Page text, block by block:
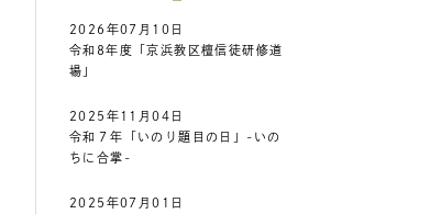
2026年07月10日
令和8年度「京浜教区檀信徒研修道
場」
2025年11月04日
令和７年「いのり題目の日」-いの
ちに合掌-
2025年07月01日